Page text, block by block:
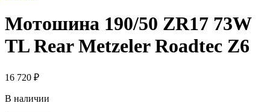
Мотошина 190/50 ZR17 73W
TL Rear Metzeler Roadtec Z6
16 720 ₽
В наличии